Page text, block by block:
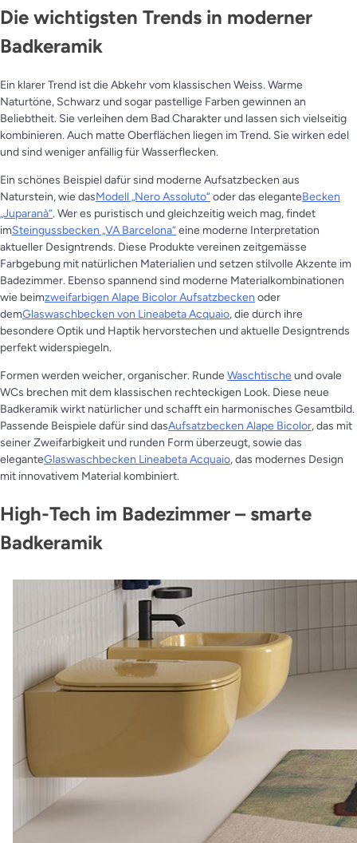
Die wichtigsten Trends in moderner
Badkeramik
Ein klarer Trend ist die Abkehr vom klassischen Weiss. Warme
Naturtöne, Schwarz und sogar pastellige Farben gewinnen an
Beliebtheit. Sie verleihen dem Bad Charakter und lassen sich vielseitig
kombinieren. Auch matte Oberflächen liegen im Trend. Sie wirken edel
und sind weniger anfällig für Wasserflecken.
Ein schönes Beispiel dafür sind moderne Aufsatzbecken aus
Naturstein, wie dasModell „Nero Assoluto“oder das eleganteBecken
„Juparanà“. Wer es puristisch und gleichzeitig weich mag, findet
imSteingussbecken „VA Barcelona“eine moderne Interpretation
aktueller Designtrends. Diese Produkte vereinen zeitgemässe
Farbgebung mit natürlichen Materialien und setzen stilvolle Akzente im
Badezimmer. Ebenso spannend sind moderne Materialkombinationen
wie beimzweifarbigen Alape Bicolor Aufsatzbecken oder
demGlaswaschbecken von Lineabeta Acquaio, die durch ihre
besondere Optik und Haptik hervorstechen und aktuelle Designtrends
perfekt widerspiegeln.
Formen werden weicher, organischer. RundeWaschtischeund ovale
WCs brechen mit dem klassischen rechteckigen Look. Diese neue
Badkeramik wirkt natürlicher und schafft ein harmonisches Gesamtbild.
Passende Beispiele dafür sind dasAufsatzbecken Alape Bicolor, das mit
seiner Zweifarbigkeit und runden Form überzeugt, sowie das
eleganteGlaswaschbecken Lineabeta Acquaio, das modernes Design
mit innovativem Material kombiniert.
High-Tech im Badezimmer – smarte
Badkeramik